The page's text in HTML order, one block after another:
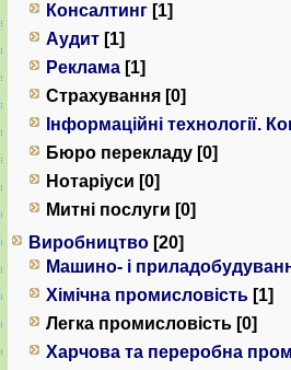
Консалтинг [1]
Аудит [1]
Реклама [1]
Страхування [0]
Інформаційні технології.
Бюро перекладу [0]
Нотаріуси [0]
Митні послуги [0]
Виробництво [20]
Машино- і
Хімічна промисловість [1]
Легка промисловість [0]
Харчова та переробна